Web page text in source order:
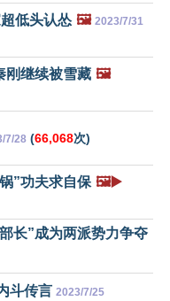
低头认怂 🖼️ 2023/7/31
刚继续被雪藏 🖼️
7/28 (66,068次)
”功夫求自保 🖼️▶️
长”成为两派势力争夺
斗传言 2023/7/25